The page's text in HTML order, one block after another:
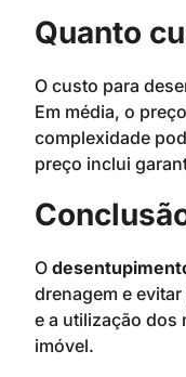
Quanto
O custo para
Em média, o
complexidade
preço inclui
O
drenagem e
e a utilização dos
imóvel.